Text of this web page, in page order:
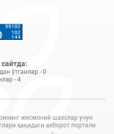
ўтганлар - 0
- 4
жисмоний шахслар учун
ҳақидаги ахборот портали